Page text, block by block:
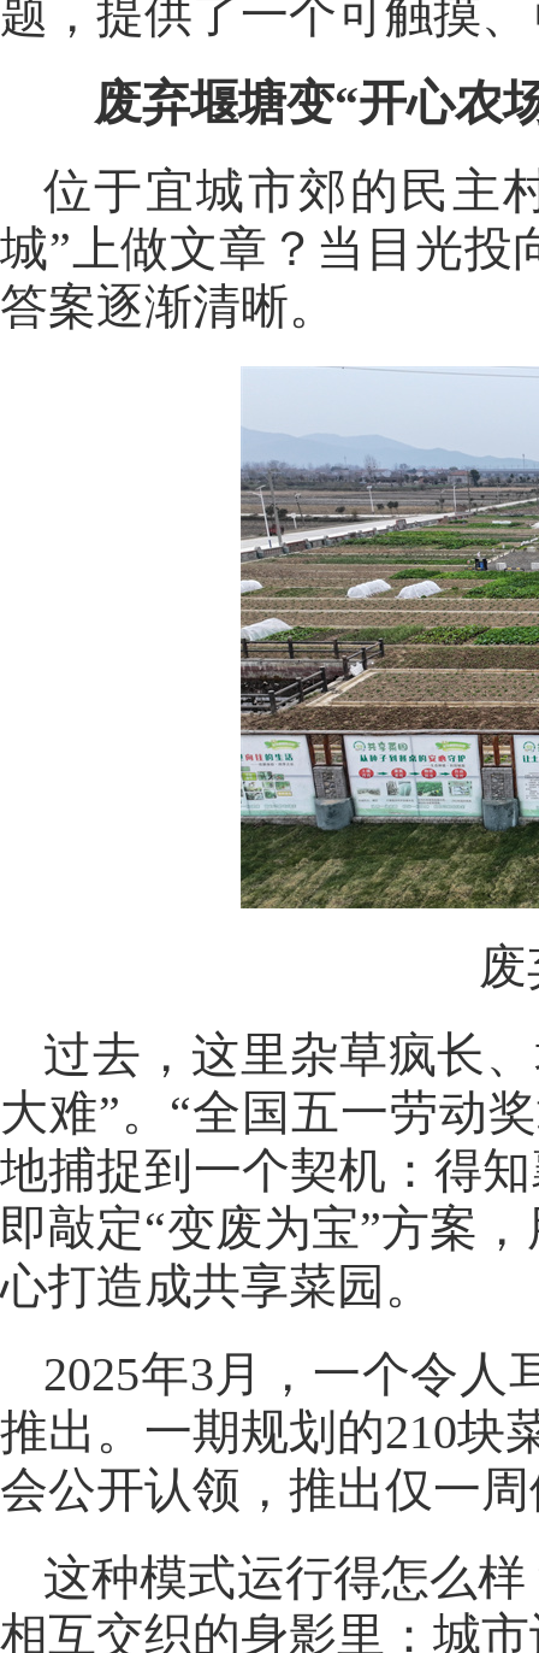
题，提供了一个可触摸
废弃堰塘变“开心农
位于宜城市郊的民主
城”上做文章？当目光投
答案逐渐清晰。
过去，这里杂草疯长
大难”。“全国五一劳动
地捕捉到一个契机：得
即敲定“变废为宝”方案
心打造成共享菜园。
2025年3月，一个令人
推出。一期规划的210块
会公开认领，推出仅一
这种模式运行得怎么
相互交织的身影里：城